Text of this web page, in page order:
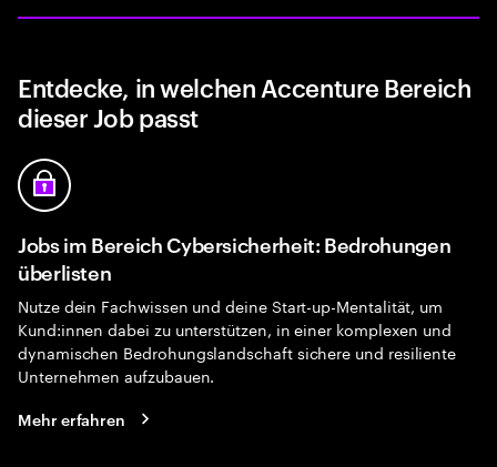
Entdecke, in welchen Accenture Bereich
dieser Job passt
Jobs im Bereich Cybersicherheit: Bedrohungen
überlisten
Nutze dein Fachwissen und deine Start-up-Mentalität, um
Kund:innen dabei zu unterstützen, in einer komplexen und
dynamischen Bedrohungslandschaft sichere und resiliente
Unternehmen aufzubauen.
Mehr erfahren